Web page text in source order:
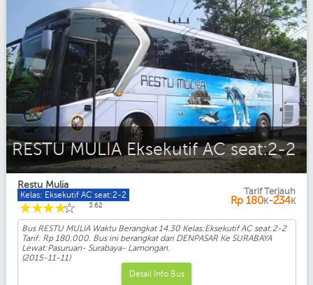
RESTU MULIA Eksekutif AC seat:2-2
Restu Mulia
Kelas: Eksekutif AC seat:2-2
☆
☆
☆
☆
☆ 3.62
Tarif Terjauh
Rp 180K-234K
Bus RESTU MULIA Waktu Berangkat 14.30 Kelas:Eksekutif AC seat:2-2
Tarif: Rp 180.000. Bus ini berangkat dari DENPASAR Ke SURABAYA
Lewat:Pasuruan- Surabaya- Lamongan.
(2015-11-11)
Detail Info Bus